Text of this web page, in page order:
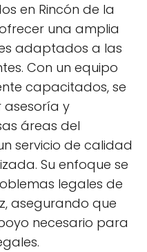
en Rincón de la
una amplia
adaptados a las
Con un equipo
capacitados, se
y
áreas del
servicio de calidad
Su enfoque se
legales de
asegurando que
necesario para